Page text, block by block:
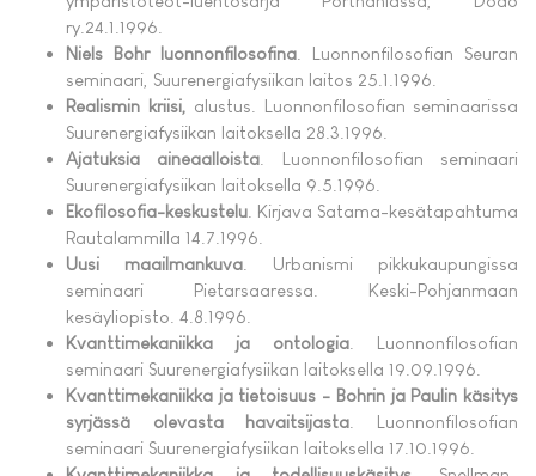
ry.24.1.1996.
Niels Bohr luonnonfilosofina . Luonnonfilosofian Seuran
seminaari, Suurenergiafysiikan laitos 25.1.1996.
Realismin kriisi, alustus. Luonnonfilosofian seminaarissa
Suurenergiafysiikan laitoksella 28.3.1996.
Ajatuksia aineaalloista . Luonnonfilosofian seminaari
Suurenergiafysiikan laitoksella 9.5.1996.
Ekofilosofia-keskustelu . Kirjava Satama-kesätapahtuma
Rautalammilla 14.7.1996.
Uusi maailmankuva . Urbanismi pikkukaupungissa
seminaari Pietarsaaressa. Keski-Pohjanmaan
kesäyliopisto. 4.8.1996.
Kvanttimekaniikka ja ontologia . Luonnonfilosofian
seminaari Suurenergiafysiikan laitoksella 19.09.1996.
Kvanttimekaniikka ja tietoisuus - Bohrin ja Paulin käsitys
syrjässä olevasta havaitsijasta . Luonnonfilosofian
seminaari Suurenergiafysiikan laitoksella 17.10.1996.